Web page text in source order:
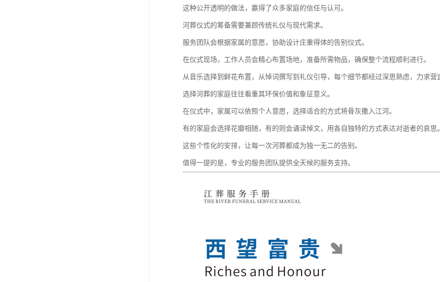
这种公开透明的做法，赢得了众多家庭的信任与认可。
河葬仪式的筹备需要兼顾传统礼仪与现代需求。
服务团队会根据家属的意愿，协助设计庄重得体的告别仪式。
在仪式现场，工作人员会精心布置场地，准备所需物品，确保整个流程顺利进行。
从音乐选择到鲜花布置，从悼词撰写到礼仪引导，每个细节都经过深思熟虑，力求营
选择河葬的家庭往往看重其环保价值和象征意义。
在仪式中，家属可以依照个人意愿，选择适合的方式将骨灰撒入江河。
有的家庭会选择花瓣相随，有的则会诵读悼文，用各自独特的方式表达对逝者的哀思
这些个性化的安排，让每一次河葬都成为独一无二的告别。
值得一提的是，专业的服务团队提供全天候的服务支持。